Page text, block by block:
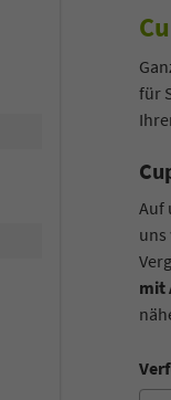
für
Auf
uns
mit